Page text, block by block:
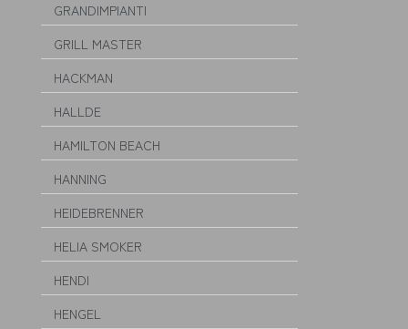
GRANDIMPIANTI
GRILL MASTER
HACKMAN
HALLDE
HAMILTON BEACH
HANNING
HEIDEBRENNER
HELIA SMOKER
HENDI
HENGEL